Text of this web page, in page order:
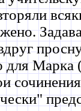
Марка